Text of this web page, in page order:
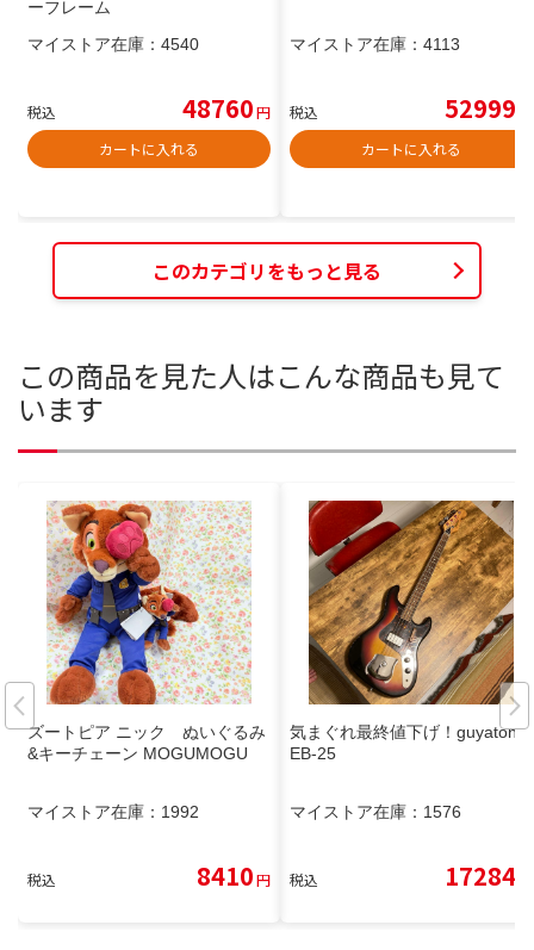
ーフレーム
マイストア在庫： 4540
税込 48760円
カートに入れる
マイストア在庫： 4113
税込 52999
カートに入れる
このカテゴリをもっと見る
この商品を見た人はこんな商品も見て
います
ズートピア ニック ぬいぐるみ
&キーチェーン MOGUMOGU
マイストア在庫： 1992
税込 8410円
気まぐれ最終値下げ！guyatone
EB-25
マイストア在庫： 1576
税込 17284